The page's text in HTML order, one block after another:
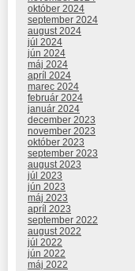
október 2024
september 2024
august 2024
júl 2024
jún 2024
máj 2024
apríl 2024
marec 2024
február 2024
január 2024
december 2023
november 2023
október 2023
september 2023
august 2023
júl 2023
jún 2023
máj 2023
apríl 2023
september 2022
august 2022
júl 2022
jún 2022
máj 2022